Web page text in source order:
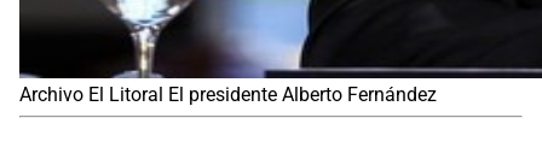
Archivo El Litoral El presidente Alberto Fernández